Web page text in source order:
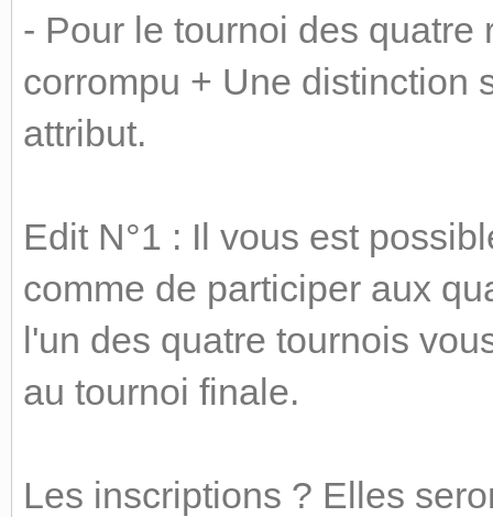
- Pour le tournoi des quatre
corrompu + Une distinction
attribut.
Edit N°1 : Il vous est
comme de participer aux
l'un des quatre tournois
au tournoi finale.
Les inscriptions ? Elles